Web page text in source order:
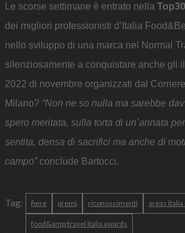
Le scorse settimane è entrato nella
dei migliori professionisti d’Italia
nello sviluppo di una marca nel Normal
silenziosamente a conquistare anche gli
2022 di novembre organizzati dal
Milano? “Non ne so nulla ma sarebbe
spero meritata, sulla torta di un’annata
sentita, densa di sacrifici ma anche di
campo” conclude Bartocci.
Tag: fiere premi riconoscimenti areas
food&amp;travel italia awards